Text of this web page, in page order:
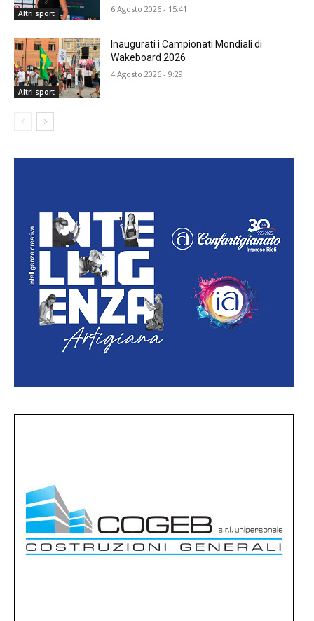
Altri sport 6 Agosto 2026 - 15:41
Altri sport
Inaugurati i Campionati Mondiali di
Wakeboard 2026
4 Agosto 2026 - 9:29